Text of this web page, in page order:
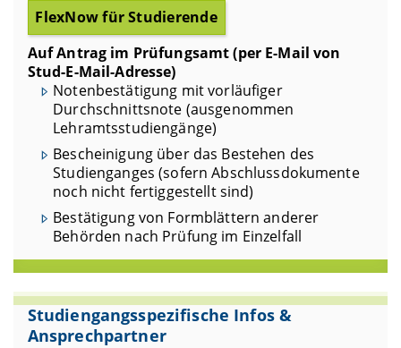
Umbuchungen
Klärung von An-/Abmeldeproblemen in
Flexnow
Anfragen zu Prüfungen
Einreichen des verifizierten FlexNow-Ausdrucks
zum Antrag für die endgültige Zulassung zum
Staatsexamen
Anträge auf Einsichtnahme in Gutachten von
Abschlussarbeiten
… per Anschreiben mit eigenhändiger
Unterschrift:
Antrag auf Ausstellung von Zweitschriften nach
Verlust der Original-Abschlussdokumente
Beantragung einer Apostille / Verifizierung von
Abschlussdokumenten für den Gebrauch im
Ausland
FlexNow für Studierende
Auf Antrag im Prüfungsamt (per E-Mail von
Stud-E-Mail-Adresse)
Notenbestätigung mit vorläufiger
Durchschnittsnote (ausgenommen
Lehramtsstudiengänge)
Bescheinigung über das Bestehen des
Studienganges (sofern Abschlussdokumente
noch nicht fertiggestellt sind)
Bestätigung von Formblättern anderer
Behörden nach Prüfung im Einzelfall
Studiengangsspezifische Infos &
Ansprechpartner